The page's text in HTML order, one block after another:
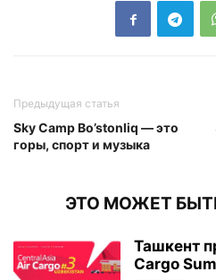
Предыдущая статья
Sky Camp Bo’stonliq — это
горы, спорт и музыка
ЭТО МОЖЕТ
Ташкент
Cargo